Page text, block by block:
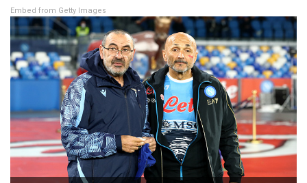
Embed from Getty Images